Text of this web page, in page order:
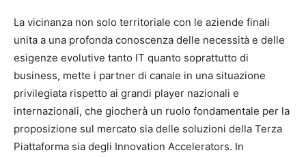
La vicinanza non solo territoriale con le aziende finali
unita a una profonda conoscenza delle necessità e delle
esigenze evolutive tanto IT quanto soprattutto di
business, mette i partner di canale in una situazione
privilegiata rispetto ai grandi player nazionali e
internazionali, che giocherà un ruolo fondamentale per la
proposizione sul mercato sia delle soluzioni della Terza
Piattaforma sia degli Innovation Accelerators. In